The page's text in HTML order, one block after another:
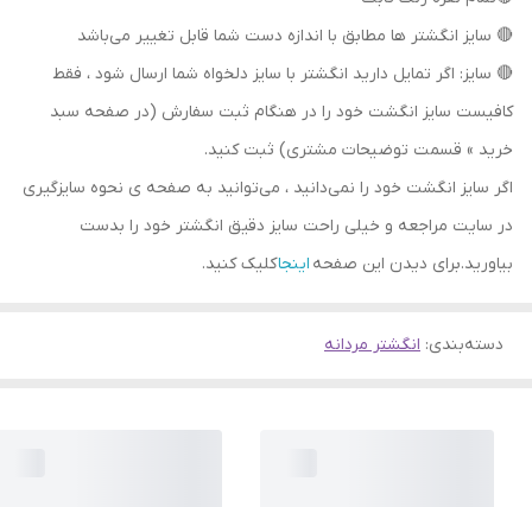
🔴 سایز انگشتر ها مطابق با اندازه دست شما قابل تغییر می‌باشد
🔴 سایز: اگر تمایل دارید انگشتر با سایز دلخواه شما ارسال شود ، فقط
کافیست سایز انگشت خود را در هنگام ثبت سفارش (در صفحه سبد
خرید » قسمت توضیحات مشتری) ثبت کنید.
اگر سایز انگشت خود را نمی‌دانید ، می‌توانید به صفحه ی نحوه سایزگیری
در سایت مراجعه و خیلی راحت سایز دقیق انگشتر خود را بدست
بیاورید.برای دیدن این صفحه اینجاکلیک کنید.
دسته‌بندی: انگشتر مردانه